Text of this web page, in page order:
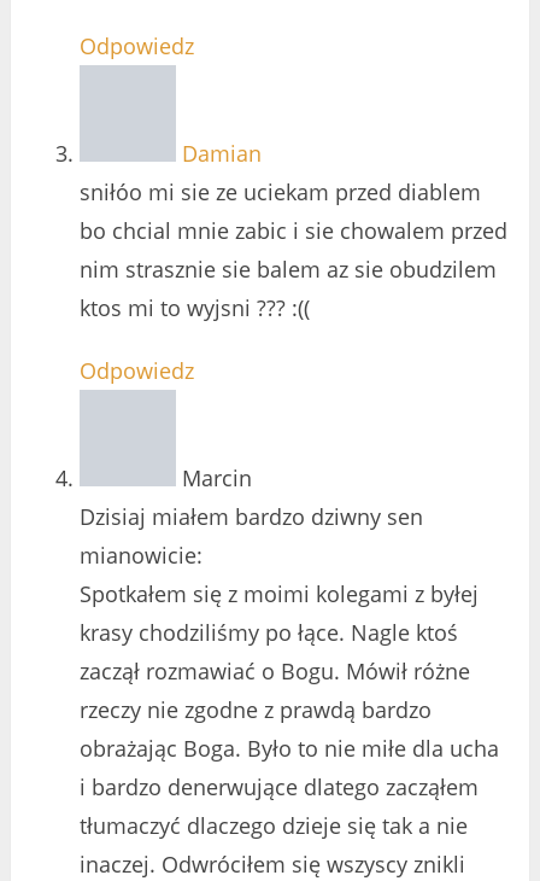
Odpowiedz
Damian
sniłóo mi sie ze uciekam przed diablem
bo chcial mnie zabic i sie chowalem przed
nim strasznie sie balem az sie obudzilem
ktos mi to wyjsni ??? :((
Odpowiedz
Marcin
Dzisiaj miałem bardzo dziwny sen
mianowicie:
Spotkałem się z moimi kolegami z byłej
krasy chodziliśmy po łące. Nagle ktoś
zaczął rozmawiać o Bogu. Mówił różne
rzeczy nie zgodne z prawdą bardzo
obrażając Boga. Było to nie miłe dla ucha
i bardzo denerwujące dlatego zacząłem
tłumaczyć dlaczego dzieje się tak a nie
inaczej. Odwróciłem się wszyscy znikli